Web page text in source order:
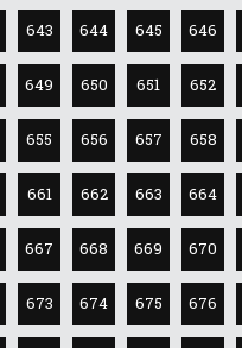
643 644 645 646
649 650 651 652
655 656 657 658
661 662 663 664
667 668 669 670
673 674 675 676